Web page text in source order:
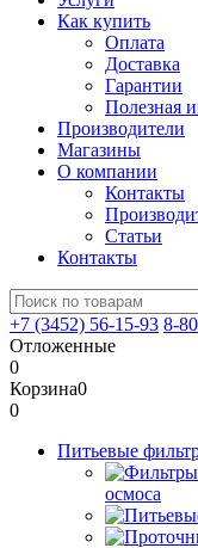
Как купить
Оплата
Доставка
Гарантии
Полезная
Производители
Магазины
О компании
Контакты
Статьи
Контакты
+7 (3452) 56-15-93 8-
Отложенные
0
Корзина0
0
Питьевые
осмоса